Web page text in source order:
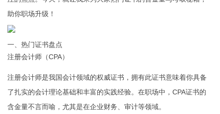
助你职场升级！
一、热门证书盘点
注册会计师（CPA）
注册会计师是我国会计领域的权威证书，拥有此证书意味着你具备
了扎实的会计理论基础和丰富的实践经验。在职场中，CPA证书的
含金量不言而喻，尤其是在企业财务、审计等领域。